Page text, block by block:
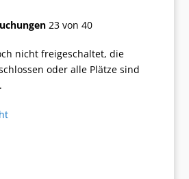
23 von 40
nicht freigeschaltet, die
oder alle Plätze sind